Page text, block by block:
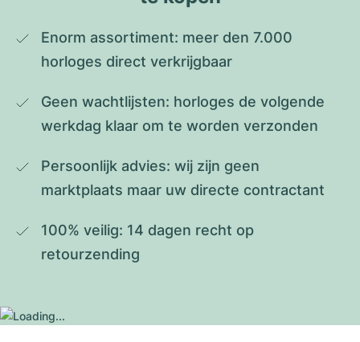
Enorm assortiment: meer den 7.000
horloges direct verkrijgbaar
Geen wachtlijsten: horloges de volgende
werkdag klaar om te worden verzonden
Persoonlijk advies: wij zijn geen
marktplaats maar uw directe contractant
100% veilig: 14 dagen recht op
retourzending